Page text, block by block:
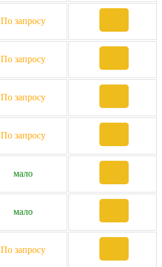
По запросу
По запросу
По запросу
По запросу
мало
мало
По запросу